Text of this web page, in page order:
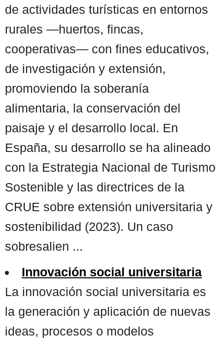
de actividades turísticas en entornos
rurales —huertos, fincas,
cooperativas— con fines educativos,
de investigación y extensión,
promoviendo la soberanía
alimentaria, la conservación del
paisaje y el desarrollo local. En
España, su desarrollo se ha alineado
con la Estrategia Nacional de Turismo
Sostenible y las directrices de la
CRUE sobre extensión universitaria y
sostenibilidad (2023). Un caso
sobresalien ...
Innovación social universitaria
La innovación social universitaria es
la generación y aplicación de nuevas
ideas, procesos o modelos